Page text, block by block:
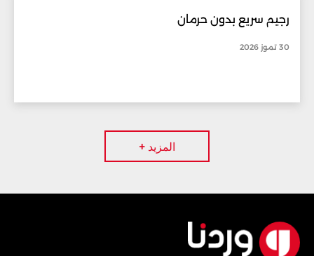
رجيم سريع بدون حرمان
30 تموز 2026
المزيد +